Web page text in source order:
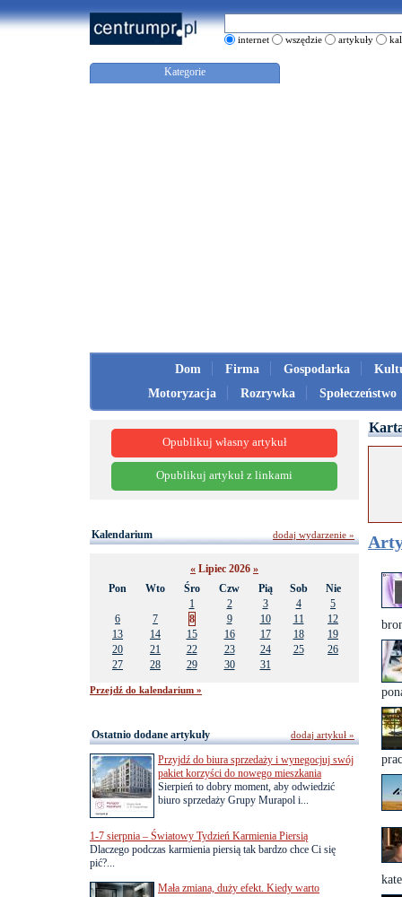
internet wszędzie artykuły
Kategorie
Dom Firma Gospodarka
Motoryzacja
Rozrywka Społeczeństwo
Opublikuj własny artykuł
Opublikuj artykuł z linkami
Kalendarium
« Lipiec 2026 »
Pon
Wto Śro Czw Pią Sob
Nie
1
2 3 4
5
6
7 8 9 10 11
12
13
14 15 16 17 18
19
20
21 22 23 24 25
26
27
28 29 30 31
Przejdź do kalendarium »
dodaj wydarzenie »
Ostatnio dodane artykuły
Przyjdź do biura sprzedaży i wynegocjuj swój
pakiet korzyści do nowego mieszkania
Sierpień to dobry moment, aby odwiedzić
biuro sprzedaży Grupy Murapol i...
1-7 sierpnia – Światowy Tydzień Karmienia Piersią
Dlaczego podczas karmienia piersią tak bardzo chce Ci się
pić?...
Mała zmiana, duży efekt. Kiedy warto
dodaj artykuł »